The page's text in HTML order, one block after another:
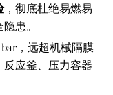
，彻底杜绝易燃易
患。
，远超机械隔膜
应釜、压力容器